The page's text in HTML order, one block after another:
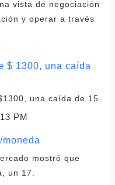
vista de negociación
y operar a través
$ 1300, una caída
una caída de 15.
PM
mostró que
un 17.